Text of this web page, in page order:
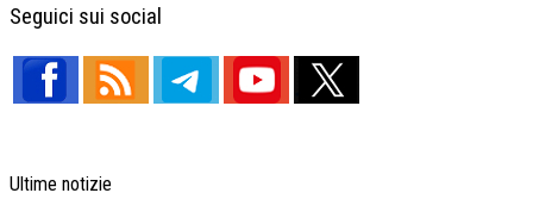
Seguici sui social
Ultime notizie